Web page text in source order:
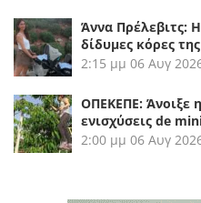
Άννα Πρέλεβιτς:
δίδυμες κόρες
2:15 μμ 06 Αυγ
ΟΠΕΚΕΠΕ: Άνοιξε
ενισχύσεις de
2:00 μμ 06 Αυγ